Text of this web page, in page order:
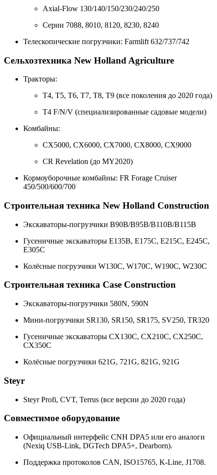
Axial-Flow 130/140/150/230/240/250
Серии 7088, 8010, 8120, 8230, 8240
Телескопические погрузчики: Farmlift 632/737/742
Сельхозтехника New Holland Agriculture
Тракторы:
T4, T5, T6, T7, T8, T9 (все поколения до 2020 года)
T4 F/N/V (специализированные садовые модели)
Комбайны:
CX5000, CX6000, CX7000, CX8000, CX9000
CR Revelation (до MY2020)
Кормоуборочные комбайны: FR Forage Cruiser
450/500/600/700
Строительная техника New Holland Construction
Экскаваторы-погрузчики B90B/B95B/B110B/B115B
Гусеничные экскаваторы E135B, E175C, E215C, E245C,
E305C
Колёсные погрузчики W130C, W170C, W190C, W230C
Строительная техника Case Construction
Экскаваторы-погрузчики 580N, 590N
Мини-погрузчики SR130, SR150, SR175, SV250, TR320
Гусеничные экскаваторы CX130C, CX210C, CX250C,
CX350C
Колёсные погрузчики 621G, 721G, 821G, 921G
Steyr
Steyr Profi, CVT, Terrus (все версии до 2020 года)
Совместимое оборудование
Официальный интерфейс CNH DPA5 или его аналоги
(Nexiq USB-Link, DGTech DPA5+, Dearborn).
Поддержка протоколов CAN, ISO15765, K-Line, J1708.